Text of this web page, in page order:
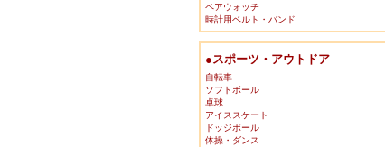
ペアウォッチ
時計用ベルト・バンド
●スポーツ・アウトドア
自転車
ソフトボール
卓球
アイススケート
ドッジボール
体操・ダンス